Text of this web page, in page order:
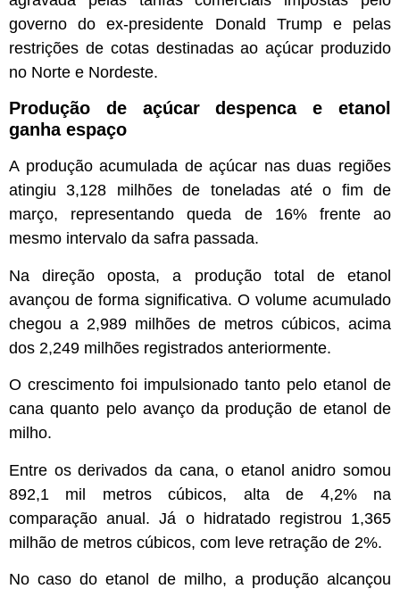
governo do ex-presidente Donald Trump e pelas
restrições de cotas destinadas ao açúcar produzido
no Norte e Nordeste.
Produção de açúcar despenca e etanol
ganha espaço
A produção acumulada de açúcar nas duas regiões
atingiu 3,128 milhões de toneladas até o fim de
março, representando queda de 16% frente ao
mesmo intervalo da safra passada.
Na direção oposta, a produção total de etanol
avançou de forma significativa. O volume acumulado
chegou a 2,989 milhões de metros cúbicos, acima
dos 2,249 milhões registrados anteriormente.
O crescimento foi impulsionado tanto pelo etanol de
cana quanto pelo avanço da produção de etanol de
milho.
Entre os derivados da cana, o etanol anidro somou
892,1 mil metros cúbicos, alta de 4,2% na
comparação anual. Já o hidratado registrou 1,365
milhão de metros cúbicos, com leve retração de 2%.
No caso do etanol de milho, a produção alcançou